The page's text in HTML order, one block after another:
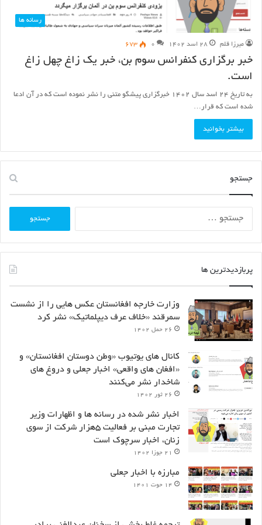
رسانه ها
میرزا قلم ۲۸ اسد ۱۴۰۲ ۰ ۶۷۳
خبر برگزاری کنفرانس سوم بن، خبر یک زاغ چهل زاغ
است.
به تاریخ ۲۴ اسد سال ۱۴۰۲ خبرگزاری پیشگو متنی را نشر نموده است که در آن ادعا
شده است که قرار…
بیشتر بخوانید
جستجو
پربازدیدترین ها
وزارت خارجه افغانستان عکس هایی را از نشست
سمرقند «خلاف عرف دیپلماتیک» نشر کرد
۲۶ حمل ۱۴۰۲
کانال های یوتیوب «وطن دوستان افغانستان» و
«افغان های واقعی» اخبار جعلی و دروغ های
شاخدار نشر می‌کنند
۲۶ ثور ۱۴۰۲
اخبار نشر شده در رسانه ها و اظهارات وزیر
تجارت مبنی بر فعالیت ۵هزار شرکت از سوی
زنان، اخبار سرچوک است
۲۱ جوزا ۱۴۰۲
مبارزه با اخبار جعلی
۱۴ حوت ۱۴۰۱